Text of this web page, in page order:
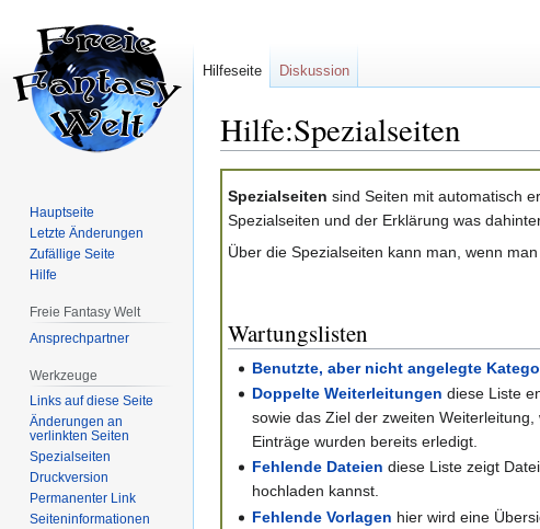
Hilfe:Spezialseiten
Navigation
springen
Suche
springen
Spezialseiten sind Seiten mit automatisch
Spezialseiten und der Erklärung was
Über die Spezialseiten kann man, wenn
Wartungslisten
Benutzte, aber nicht angelegte
Doppelte Weiterleitungen diese Liste
sowie das Ziel der zweiten
Einträge wurden bereits erledigt.
Fehlende Dateien diese Liste zeigt
hochladen kannst.
Fehlende Vorlagen hier wird eine
Hilfeseite Diskussion
Hauptseite
Letzte Änderungen
Zufällige Seite
Hilfe
Freie Fantasy Welt
Ansprechpartner
Werkzeuge
Links auf diese Seite
Änderungen an
verlinkten Seiten
Spezialseiten
Druckversion
Permanenter Link
Seiten­informationen